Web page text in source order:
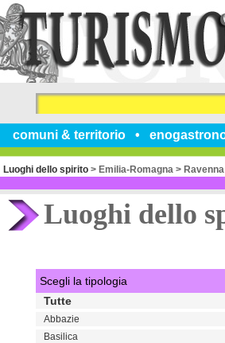
comuni & territorio
Luoghi dello spirito > Emilia-Romagna > Ravenna
Luoghi dello
Scegli la tipologia
Tutte
Abbazie
Basilica